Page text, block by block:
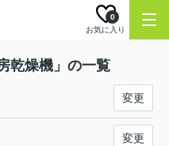
お気に入り
0
乾燥機」の一覧
変更
変更